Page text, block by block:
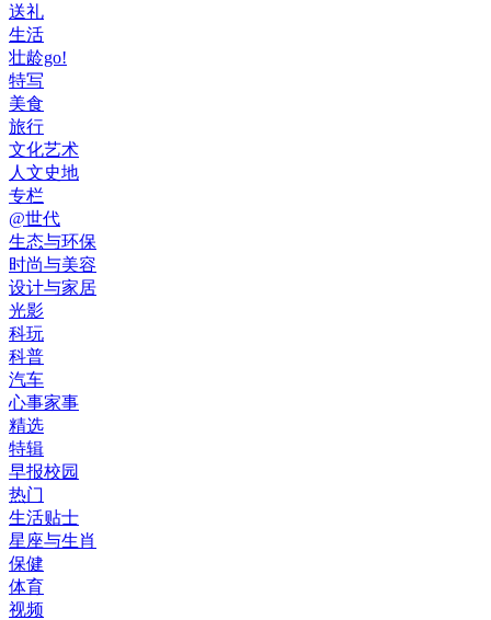
送礼
生活
壮龄go!
特写
美食
旅行
文化艺术
人文史地
专栏
@世代
生态与环保
时尚与美容
设计与家居
光影
科玩
科普
汽车
心事家事
精选
特辑
早报校园
热门
生活贴士
星座与生肖
保健
体育
视频